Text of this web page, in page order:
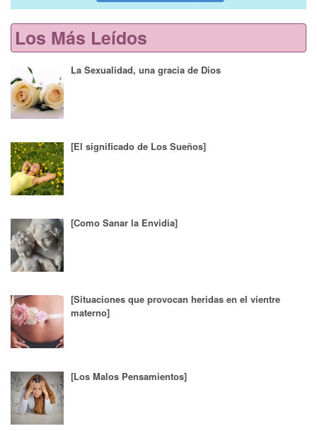
Los Más Leídos
La Sexualidad, una gracia de Dios
[El significado de Los Sueños]
[Como Sanar la Envidia]
[Situaciones que provocan heridas en el vientre
materno]
[Los Malos Pensamientos]